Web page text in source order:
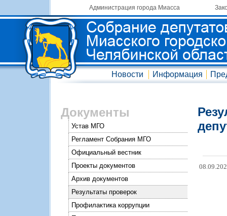
Администрация города Миасса
Новости Информация
Документы
Устав МГО
Регламент Собрания МГО
Официальный вестник
Проекты документов
Архив документов
Результаты проверок
Профилактика коррупции